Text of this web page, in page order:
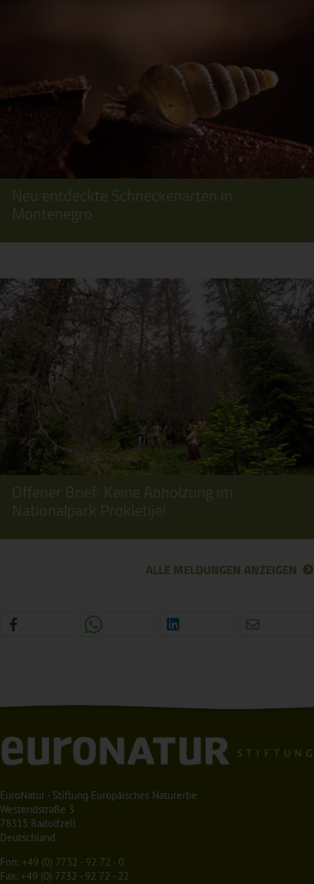
Neu entdeckte Schneckenarten in
Montenegro
Offener Brief: Keine Abholzung im
Nationalpark Prokletije!
ALLE MELDUNGEN ANZEIGEN
EuroNatur - Stiftung Europäisches Naturerbe
Westendstraße 3
78315 Radolfzell
Deutschland
Fon: +49 (0) 7732 - 92 72 - 0
Fax: +49 (0) 7732 - 92 72 - 22